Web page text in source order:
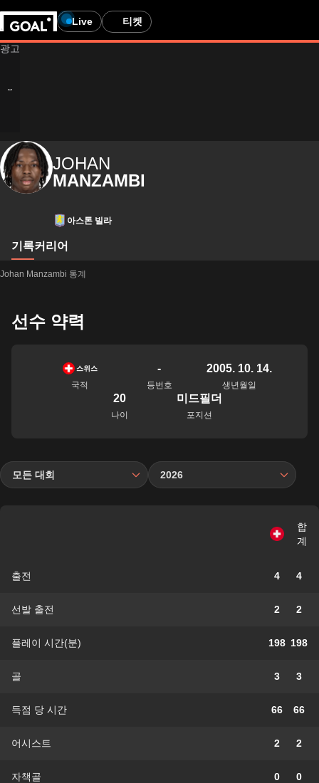
Live 티켓
JOHAN
MANZAMBI
아스톤 빌라
기록커리어
Johan Manzambi 통계
선수 약력
스위스
국적
-
등번호
2005. 10. 14.
생년월일
20
나이
미드필더
포지션
모든 대회 2026
합
계
출전 4 4
선발 출전 2 2
플레이 시간(분) 198 198
골 3 3
득점 당 시간 66 66
어시스트 2 2
자책골 0 0